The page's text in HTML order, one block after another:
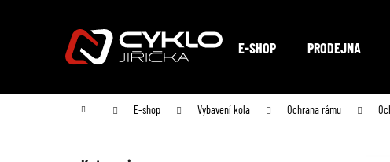
E-SHOP PRODEJNA
Domů E-shop Vybavení kola Ochrana rámu
Zpět
Zpět